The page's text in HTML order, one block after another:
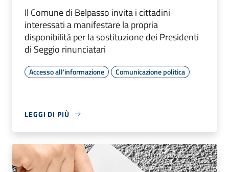
Il Comune di Belpasso invita i cittadini
interessati a manifestare la propria
disponibilità per la sostituzione dei Presidenti
di Seggio rinunciatari
Accesso all'informazione Comunicazione politica
LEGGI DI PIÙ